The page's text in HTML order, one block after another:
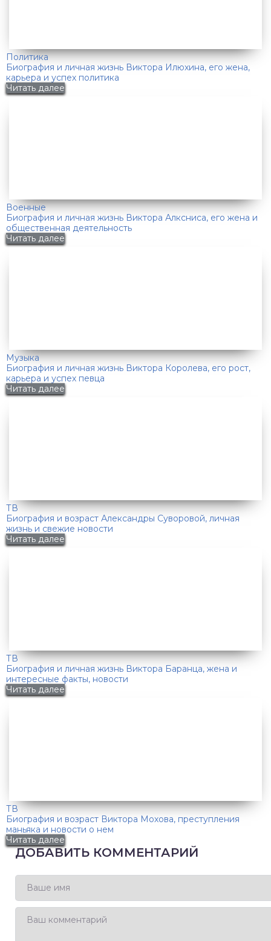
Политика
Биография и личная жизнь Виктора Илюхина, его жена,
карьера и успех политика
Читать далее
Военные
Биография и личная жизнь Виктора Алксниса, его жена и
общественная деятельность
Читать далее
Музыка
Биография и личная жизнь Виктора Королева, его рост,
карьера и успех певца
Читать далее
ТВ
Биография и возраст Александры Суворовой, личная
жизнь и свежие новости
Читать далее
ТВ
Биография и личная жизнь Виктора Баранца, жена и
интересные факты, новости
Читать далее
ТВ
Биография и возраст Виктора Мохова, преступления
маньяка и новости о нем
Читать далее
ДОБАВИТЬ КОММЕНТАРИЙ